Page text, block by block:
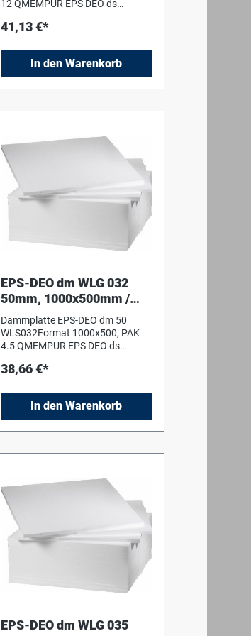
12 QMEMPUR EPS DEO ds
(keinTrittschall) WLS 032, B1 gem.
1.000x500mm
41,13 €*
In den Warenkorb
EPS-DEO dm WLG 032
50mm, 1000x500mm /
WLS032 ohne Trittschall
Dämmplatte EPS-DEO dm 50
WLS032Format 1000x500, PAK
4.5 QMEMPUR EPS DEO ds
(keinTrittschall) WLS 032, B1 gem.
1.000x500mm
38,66 €*
In den Warenkorb
EPS-DEO dm WLG 035